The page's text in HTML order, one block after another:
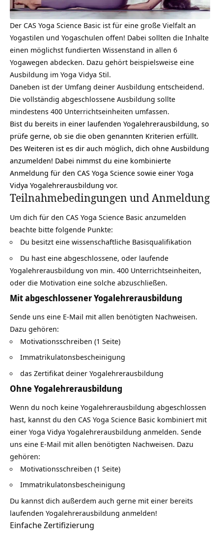
Der CAS Yoga Science Basic ist für eine große Vielfalt an
Yogastilen und Yogaschulen offen! Dabei sollten die Inhalte
einen möglichst fundierten Wissenstand in allen 6
Yogawegen abdecken. Dazu gehört beispielsweise eine
Ausbildung im Yoga Vidya Stil.
Daneben ist der Umfang deiner Ausbildung entscheidend.
Die vollständig abgeschlossene Ausbildung sollte
mindestens 400 Unterrichtseinheiten umfassen.
Bist du bereits in einer laufenden Yogalehrerausbildung, so
prüfe gerne, ob sie die oben genannten Kriterien erfüllt.
Des Weiteren ist es dir auch möglich, dich ohne Ausbildung
anzumelden! Dabei nimmst du eine kombinierte
Anmeldung für den CAS Yoga Science sowie einer Yoga
Vidya Yogalehrerausbildung vor.
Teilnahmebedingungen und Anmeldung
Um dich für den CAS Yoga Science Basic anzumelden
beachte bitte folgende Punkte:
Du besitzt eine wissenschaftliche Basisqualifikation
Du hast eine abgeschlossene, oder laufende
Yogalehrerausbildung von min. 400 Unterrichtseinheiten,
oder die Motivation eine solche abzuschließen.
Mit abgeschlossener Yogalehrerausbildung
Sende uns eine E-Mail mit allen benötigten Nachweisen.
Dazu gehören:
Motivationsschreiben (1 Seite)
Immatrikulatonsbescheinigung
das Zertifikat deiner Yogalehrerausbildung
Ohne Yogalehrerausbildung
Wenn du noch keine Yogalehrerausbildung abgeschlossen
hast, kannst du den CAS Yoga Science Basic kombiniert mit
einer Yoga Vidya Yogalehrerausbildung anmelden. Sende
uns eine E-Mail mit allen benötigten Nachweisen. Dazu
gehören:
Motivationsschreiben (1 Seite)
Immatrikulatonsbescheinigung
Du kannst dich außerdem auch gerne mit einer bereits
laufenden Yogalehrerausbildung anmelden!
Einfache Zertifizierung